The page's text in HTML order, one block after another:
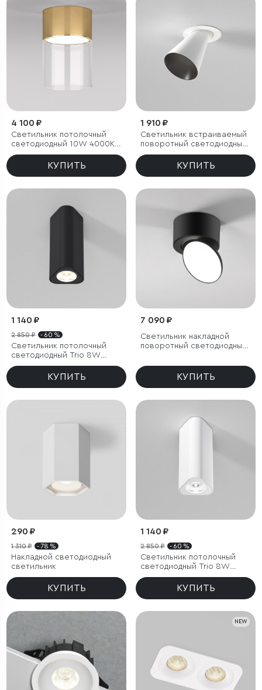
4 100 ₽
Светильник потолочный
светодиодный 10W 4000К
латунь/прозрачный
КУПИТЬ
1 910 ₽
Светильник встраиваемый
поворотный светодиодный
с антибликовой решеткой
Bell 8W 4000K белый
КУПИТЬ
1 140 ₽
2 850 ₽ - 60 %
Светильник потолочный
светодиодный Trio 8W
3000K черный
КУПИТЬ
7 090 ₽
Светильник накладной
поворотный светодиодный
КУПИТЬ
290 ₽
1 310 ₽ - 78 %
Накладной светодиодный
светильник
КУПИТЬ
1 140 ₽
2 850 ₽ - 60 %
Светильник потолочный
светодиодный Trio 8W
4000K белый
КУПИТЬ
NEW